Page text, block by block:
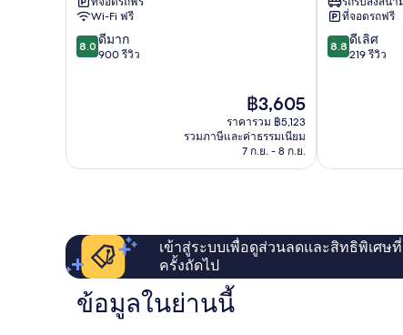
Lawrence
GapWi-Fi ฟรี
8.0
จาก
8.0 ดีมาก
900 รีวิว
ราคา
ปัจจุบัน
คือ
฿3,605
฿3,605
ราคารวม ฿5,123
รวมภาษีและค่าธรรมเนียม
7 ก.ย. - 8 ก.ย.
สวน
สี
เขียว
ที่จอดรถฟรี
8.8
จาก
8.8 ดีเลิศ
219 รีวิว
เข้าสู่ระบบเพื่อดูส่วนลดและสิทธิพิเศษ
ครั้งถัดไป
ข้อมูลในย่านนี้